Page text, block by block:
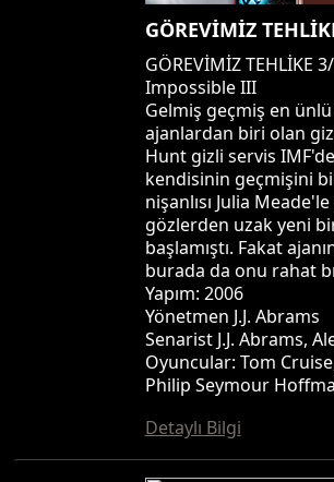
GÖREVİMİZ
GÖREVİMİZ TEHLİKE
Impossible III
Gelmiş geçmiş en
ajanlardan biri olan
Hunt gizli servis
kendisinin geçmişini
nişanlısı Julia
gözlerden uzak yeni
başlamıştı. Fakat
burada da onu rahat
Yapım: 2006
Yönetmen J.J. Abrams
Senarist J.J. Abrams,
Oyuncular: Tom
Philip Seymour
Detaylı Bilgi